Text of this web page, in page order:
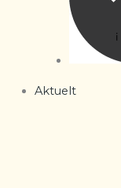
Aktuelt